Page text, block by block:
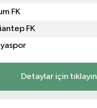
FK
FK
Detaylar için tıklayın